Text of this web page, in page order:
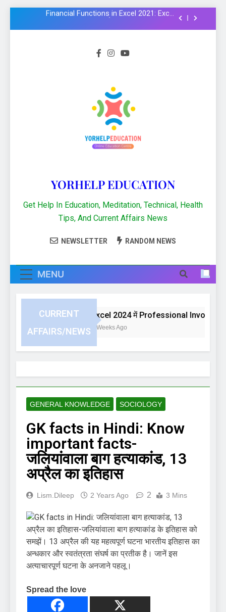
NMMS Rashtriya Aay Adharit Yogyta
get CCC certificate in 2024
Financial Functions in Excel 2021: Excel
Formula और Functions in Hindi
NMMS Rashtriya Aay Adharit Yogyta
chhatravratti Pariksha 2025-26: Know
important steps to apply
CCC Course: Know All important details to
get CCC certificate in 2024
YORHELP EDUCATION
Get Help In Education, Meditation, Technical, Health
Tips, And Current Affairs News
NEWSLETTER RANDOM NEWS
MENU
CURRENT
AFFAIRS/NEWS
Excel 2024 में Professional Invoice या
4 Weeks Ago
GENERAL KNOWLEDGE SOCIOLOGY
GK facts in Hindi: Know
important facts-
जलियांवाला बाग हत्याकांड, 13
अप्रैल का इतिहास
Lism.dileep 2 Years Ago 2 3 Mins
Spread the love